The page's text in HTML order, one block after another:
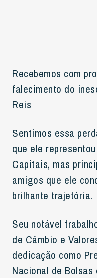
Recebemos com
falecimento do
Reis
Sentimos essa
que ele
Capitais, mas
amigos que ele
brilhante trajetória.
Seu notável
de Câmbio e
dedicação como
Nacional de